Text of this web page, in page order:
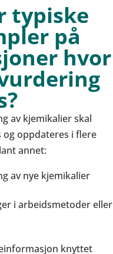
typiske
på
hvor
av kjemikalier skal
oppdateres i flere
annet:
av nye kjemikalier
i arbeidsmetoder eller
knyttet